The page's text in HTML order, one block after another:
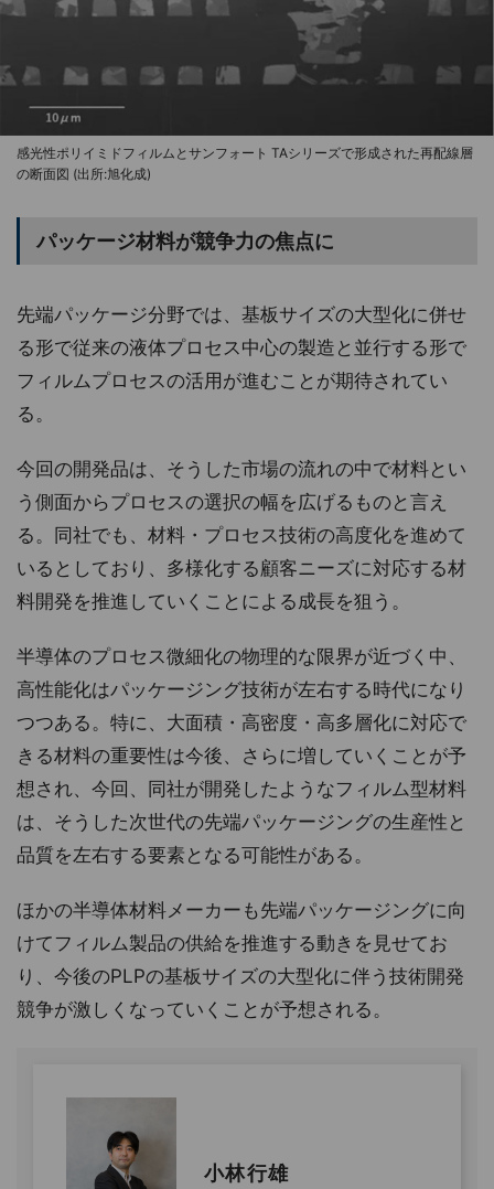
感光性ポリイミドフィルムとサンフォート TAシリーズで形成された再配線層
の断面図 (出所:旭化成)
パッケージ材料が競争力の焦点に
先端パッケージ分野では、基板サイズの大型化に併せ
る形で従来の液体プロセス中心の製造と並行する形で
フィルムプロセスの活用が進むことが期待されてい
る。
今回の開発品は、そうした市場の流れの中で材料とい
う側面からプロセスの選択の幅を広げるものと言え
る。同社でも、材料・プロセス技術の高度化を進めて
いるとしており、多様化する顧客ニーズに対応する材
料開発を推進していくことによる成長を狙う。
半導体のプロセス微細化の物理的な限界が近づく中、
高性能化はパッケージング技術が左右する時代になり
つつある。特に、大面積・高密度・高多層化に対応で
きる材料の重要性は今後、さらに増していくことが予
想され、今回、同社が開発したようなフィルム型材料
は、そうした次世代の先端パッケージングの生産性と
品質を左右する要素となる可能性がある。
ほかの半導体材料メーカーも先端パッケージングに向
けてフィルム製品の供給を推進する動きを見せてお
り、今後のPLPの基板サイズの大型化に伴う技術開発
競争が激しくなっていくことが予想される。
小林行雄